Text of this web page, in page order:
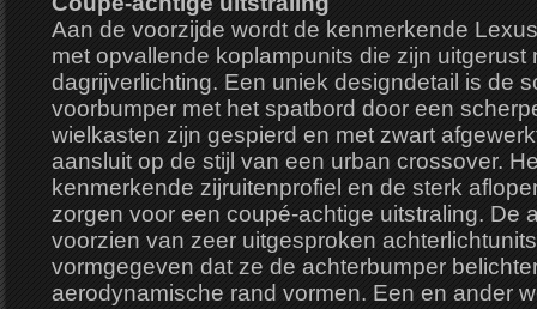
Aan de voorzijde wordt de kenmerkende
met opvallende koplampunits die zijn uitgerust
dagrijverlichting. Een uniek designdetail is de
voorbumper met het spatbord door een
wielkasten zijn gespierd en met zwart
aansluit op de stijl van een urban crossover.
kenmerkende zijruitenprofiel en de sterk
zorgen voor een coupé-achtige uitstraling. De
voorzien van zeer uitgesproken
vormgegeven dat ze de achterbumper
aerodynamische rand vormen. Een en ander